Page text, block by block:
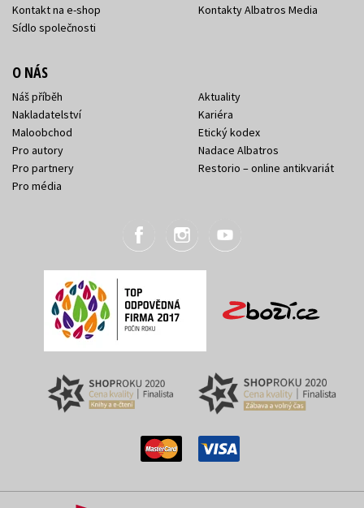
Kontakt na e-shop
Sídlo společnosti
Kontakty Albatros Media
O NÁS
Náš příběh
Nakladatelství
Maloobchod
Pro autory
Pro partnery
Pro média
Aktuality
Kariéra
Etický kodex
Nadace Albatros
Restorio – online antikvariát